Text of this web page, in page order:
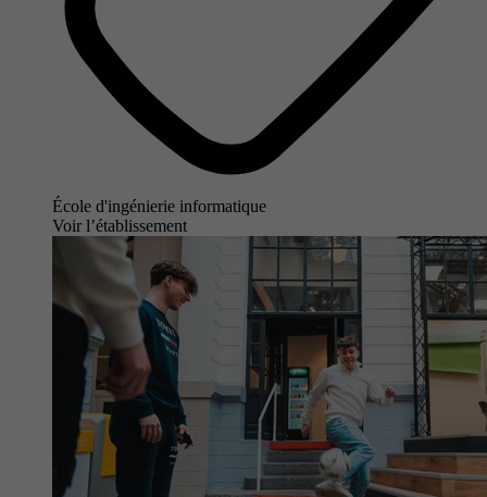
École d'ingénierie informatique
Voir l’établissement